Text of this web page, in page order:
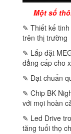
Một số
✎ Thiết kế
trên thị trường
✎ Lắp đặt
đẳng cấp cho
✎ Đạt chuẩn
✎ Chip BK
với mọi hoàn
✎ Led Drive
tăng tuổi thọ